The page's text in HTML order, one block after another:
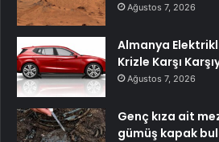
Ağustos 7, 2026
Almanya
Krizle Karşı
Ağustos 7, 2026
Genç kıza ait
gümüş kapak